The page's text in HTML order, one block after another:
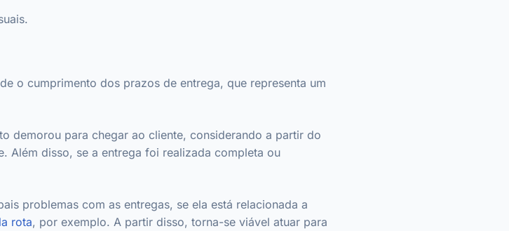
o cumprimento dos prazos de entrega, que representa um
demorou para chegar ao cliente, considerando a partir do
Além disso, se a entrega foi realizada completa ou
problemas com as entregas, se ela está relacionada a
rota, por exemplo. A partir disso, torna-se viável atuar para